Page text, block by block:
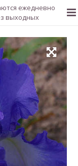
ежедневно
выходных